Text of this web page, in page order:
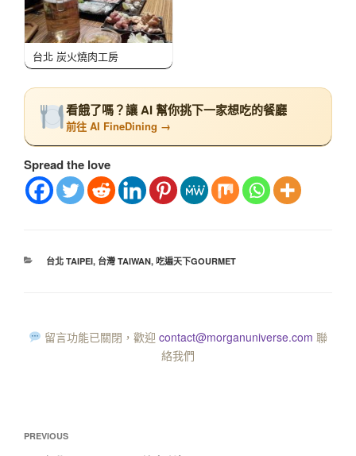
台北 炭火燒肉工房
看餓了嗎？讓 AI 幫你挑下一家想吃的餐廳
前往 AI FineDining →
Spread the love
台北 TAIPEI, 台灣 TAIWAN, 吃遍天下GOURMET
留言功能已關閉，歡迎 contact@morganuniverse.com 聯
絡我們
PREVIOUS